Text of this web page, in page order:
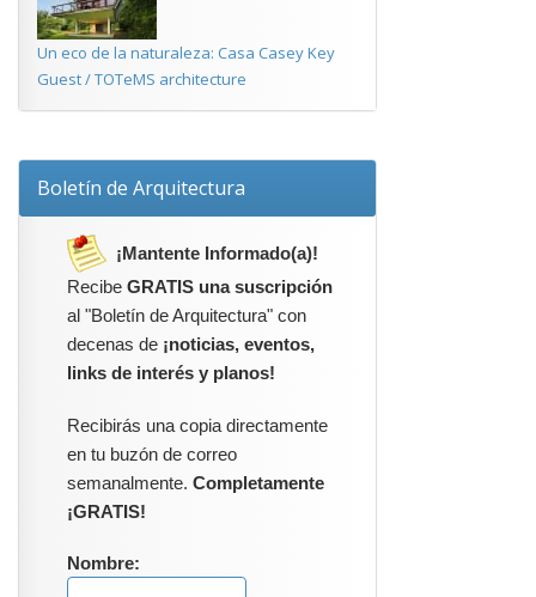
Un eco de la naturaleza: Casa Casey Key
Guest / TOTeMS architecture
Boletín de Arquitectura
¡Mantente Informado(a)!
Recibe GRATIS una suscripción
al "Boletín de Arquitectura" con
decenas de ¡noticias, eventos,
links de interés y planos!
Recibirás una copia directamente
en tu buzón de correo
semanalmente. Completamente
¡GRATIS!
Nombre: